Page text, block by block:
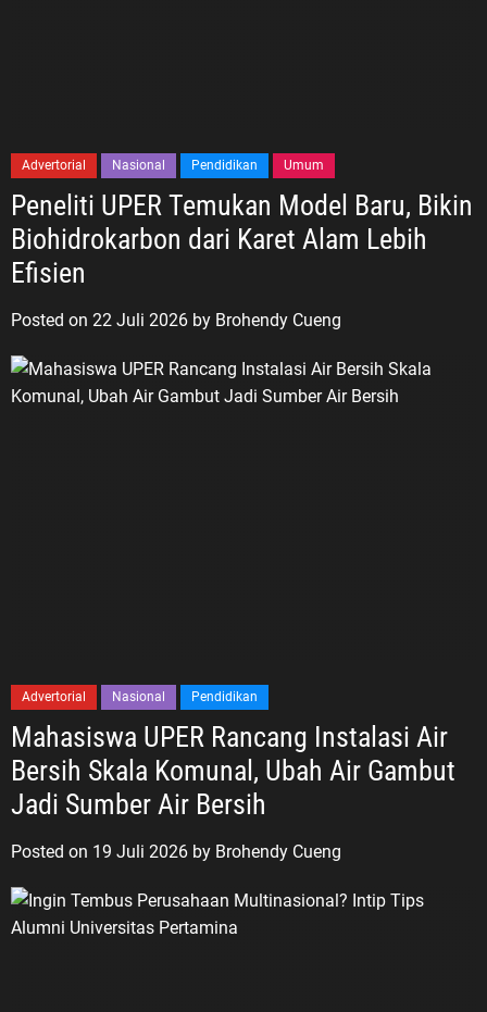
Advertorial Nasional Pendidikan Umum
Peneliti UPER Temukan Model Baru, Bikin
Biohidrokarbon dari Karet Alam Lebih
Efisien
Posted on 22 Juli 2026 by Brohendy Cueng
Advertorial Nasional Pendidikan
Mahasiswa UPER Rancang Instalasi Air
Bersih Skala Komunal, Ubah Air Gambut
Jadi Sumber Air Bersih
Posted on 19 Juli 2026 by Brohendy Cueng